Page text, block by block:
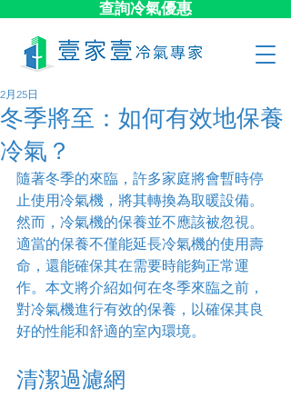
查詢冷氣優惠
冬季將至：如何有效地保養
冷氣？
2月25日
隨著冬季的來臨，許多家庭將會暫時停
止使用冷氣機，將其轉換為取暖設備。
然而，冷氣機的保養並不應該被忽視。
適當的保養不僅能延長冷氣機的使用壽
命，還能確保其在需要時能夠正常運
作。本文將介紹如何在冬季來臨之前，
對冷氣機進行有效的保養，以確保其良
好的性能和舒適的室內環境。
清潔過濾網